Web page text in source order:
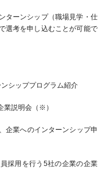
ターンシップ（職場見学・仕
選考を申し込むことが可能で
シッププログラム紹介
説明会（※）
業へのインターンシップ申
採用を行う5社の企業の企業